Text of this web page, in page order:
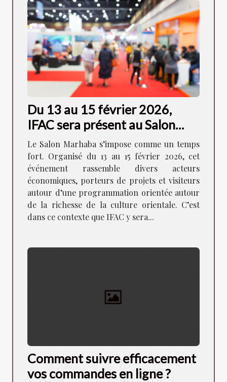
Du 13 au 15 février 2026,
IFAC sera présent au Salon
Marhaba de Lyon !
Le Salon Marhaba s’impose comme un temps
fort. Organisé du 13 au 15 février 2026, cet
événement rassemble divers acteurs
économiques, porteurs de projets et visiteurs
autour d’une programmation orientée autour
de la richesse de la culture orientale. C’est
dans ce contexte que IFAC y sera...
Comment suivre efficacement
vos commandes en ligne ?